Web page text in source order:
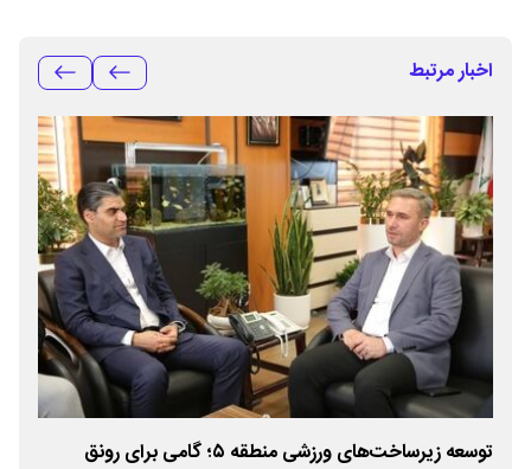
اخبار مرتبط
توسعه زیرساخت‌های ورزشی منطقه ۵؛ گامی برای رونق